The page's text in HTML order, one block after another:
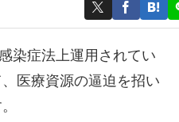
染症法上運用されてい
医療資源の逼迫を招い